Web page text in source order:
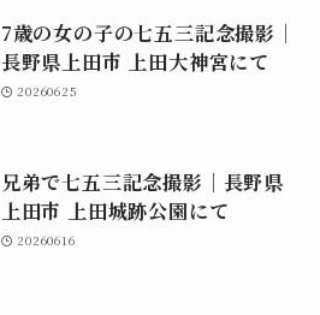
7歳の女の子の七五三記念撮影｜
長野県上田市 上田大神宮にて
20260625
兄弟で七五三記念撮影｜長野県
上田市 上田城跡公園にて
20260616